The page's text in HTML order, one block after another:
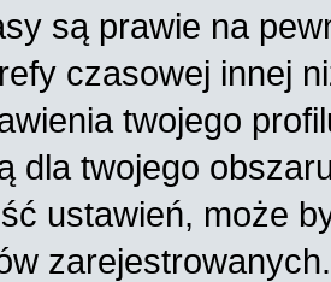
są prawie na
czasowej innej
twojego
dla twojego
ustawień, może